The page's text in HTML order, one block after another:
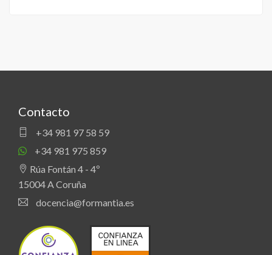
Contacto
+34 981 97 58 59
+34 981 975 859
Rúa Fontán 4 - 4º
15004 A Coruña
docencia@formantia.es